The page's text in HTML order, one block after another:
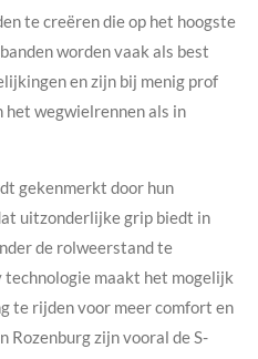
te creëren die op het hoogste
worden vaak als best
en zijn bij menig prof
het wegwielrennen als in
gekenmerkt door hun
uitzonderlijke grip biedt in
de rolweerstand te
maakt het mogelijk
te rijden voor meer comfort en
zijn vooral de S-